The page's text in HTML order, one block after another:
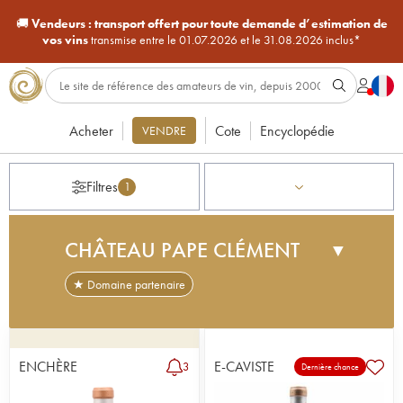
🚚Vendeurs : transport offert pour toute demande d’estimation de
vos vinstransmise entre le 01.07.2026 et le 31.08.2026 inclus*
Acheter VENDRE Cote Encyclopédie
Filtres 1
CHÂTEAU PAPE CLÉMENT ▼
★ Domaine partenaire
archevêque de Bordeaux, reçoit ces terres en
cadeau. Elu Pape en 1306, il prend le nom de
Clément V et rebaptise sa propriété « Pape
ENCHÈRE 3 E-CAVISTE Dernière chance